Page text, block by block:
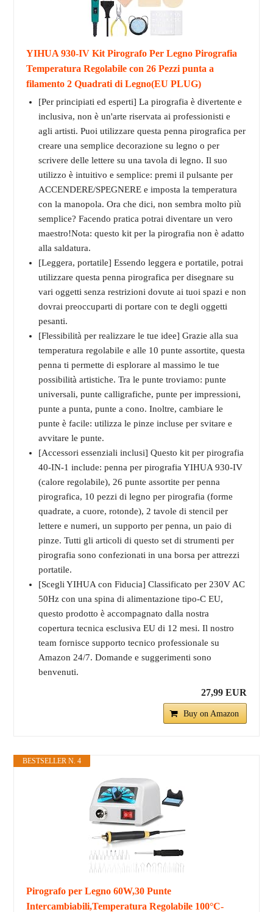
YIHUA 930-IV Kit Pirografo Per Legno Pirografia
Temperatura Regolabile con 26 Pezzi punta a
filamento 2 Quadrati di Legno(EU PLUG)
[Per principiati ed esperti] La pirografia è divertente e
inclusiva, non è un'arte riservata ai professionisti e
agli artisti. Puoi utilizzare questa penna pirografica per
creare una semplice decorazione su legno o per
scrivere delle lettere su una tavola di legno. Il suo
utilizzo è intuitivo e semplice: premi il pulsante per
ACCENDERE/SPEGNERE e imposta la temperatura
con la manopola. Ora che dici, non sembra molto più
semplice? Facendo pratica potrai diventare un vero
maestro!Nota: questo kit per la pirografia non è adatto
alla saldatura.
[Leggera, portatile] Essendo leggera e portatile, potrai
utilizzare questa penna pirografica per disegnare su
vari oggetti senza restrizioni dovute ai tuoi spazi e non
dovrai preoccuparti di portare con te degli oggetti
pesanti.
[Flessibilità per realizzare le tue idee] Grazie alla sua
temperatura regolabile e alle 10 punte assortite, questa
penna ti permette di esplorare al massimo le tue
possibilità artistiche. Tra le punte troviamo: punte
universali, punte calligrafiche, punte per impressioni,
punte a punta, punte a cono. Inoltre, cambiare le
punte è facile: utilizza le pinze incluse per svitare e
avvitare le punte.
[Accessori essenziali inclusi] Questo kit per pirografia
40-IN-1 include: penna per pirografia YIHUA 930-IV
(calore regolabile), 26 punte assortite per penna
pirografica, 10 pezzi di legno per pirografia (forme
quadrate, a cuore, rotonde), 2 tavole di stencil per
lettere e numeri, un supporto per penna, un paio di
pinze. Tutti gli articoli di questo set di strumenti per
pirografia sono confezionati in una borsa per attrezzi
portatile.
[Scegli YIHUA con Fiducia] Classificato per 230V AC
50Hz con una spina di alimentazione tipo-C EU,
questo prodotto è accompagnato dalla nostra
copertura tecnica esclusiva EU di 12 mesi. Il nostro
team fornisce supporto tecnico professionale su
Amazon 24/7. Domande e suggerimenti sono
benvenuti.
27,99 EUR
Buy on Amazon
BESTSELLER N. 4
Pirografo per Legno 60W,30 Punte
Intercambiabili,Temperatura Regolabile 100°C-